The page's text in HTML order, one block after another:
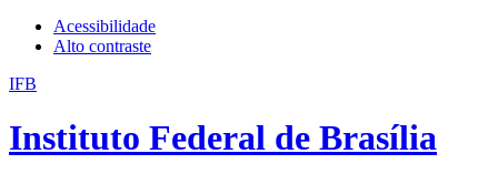
Acessibilidade
Alto contraste
IFB
Instituto Federal de Brasília